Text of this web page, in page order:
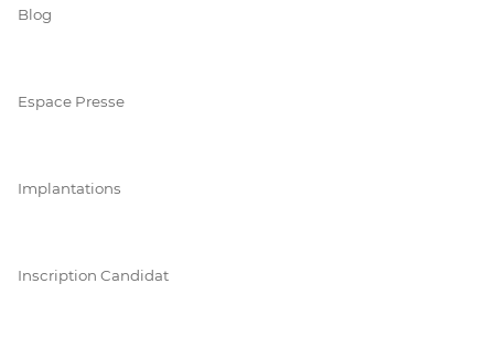
Blog
Espace Presse
Implantations
Inscription Candidat